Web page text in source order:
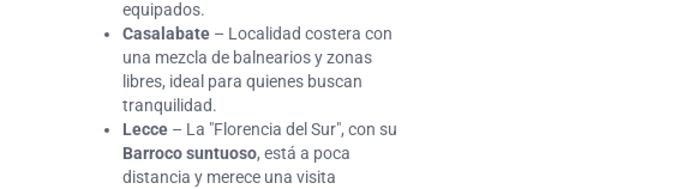
equipados.
Casalabate – Localidad costera con
una mezcla de balnearios y zonas
libres, ideal para quienes buscan
tranquilidad.
Lecce – La "Florencia del Sur", con su
Barroco suntuoso, está a poca
distancia y merece una visita